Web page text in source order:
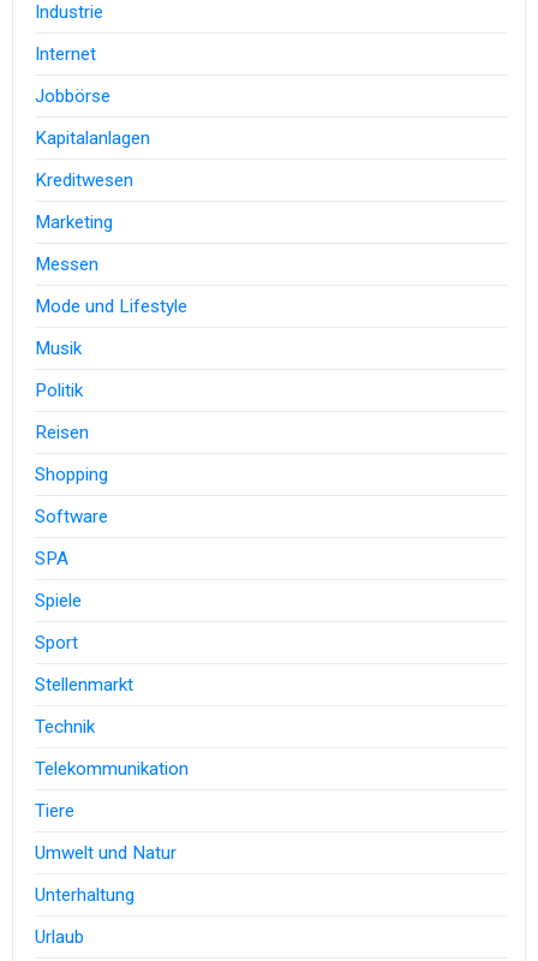
Industrie
Internet
Jobbörse
Kapitalanlagen
Kreditwesen
Marketing
Messen
Mode und Lifestyle
Musik
Politik
Reisen
Shopping
Software
SPA
Spiele
Sport
Stellenmarkt
Technik
Telekommunikation
Tiere
Umwelt und Natur
Unterhaltung
Urlaub